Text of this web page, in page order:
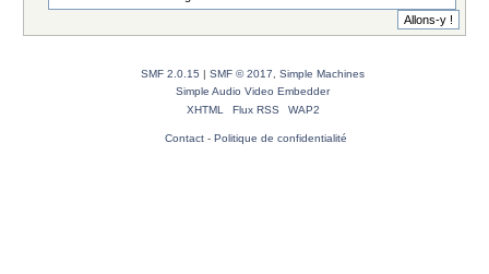
SMF 2.0.15 | SMF © 2017
Simple Machines
Simple Audio Video Embedder
XHTML
Flux RSS WAP2
Contact- Politique de confidentialité